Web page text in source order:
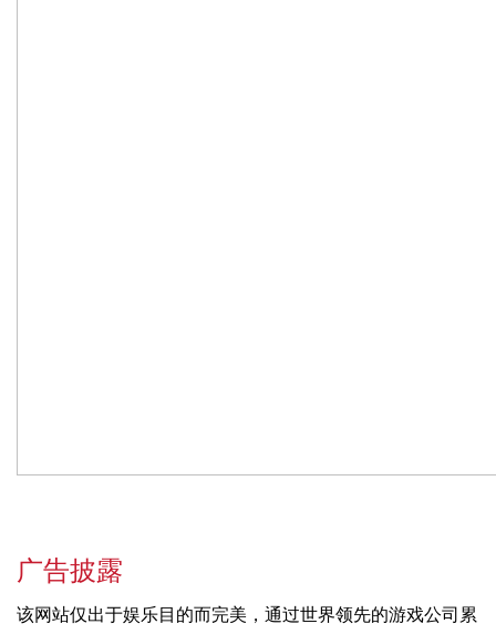
广告披露
该网站仅出于娱乐目的而完美，通过世界领先的游戏公司累